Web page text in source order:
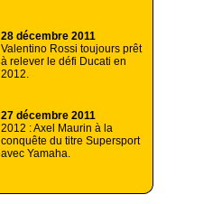
28 décembre 2011
Valentino Rossi toujours prêt
à relever le défi Ducati en
2012.
27 décembre 2011
2012 : Axel Maurin à la
conquête du titre Supersport
avec Yamaha.